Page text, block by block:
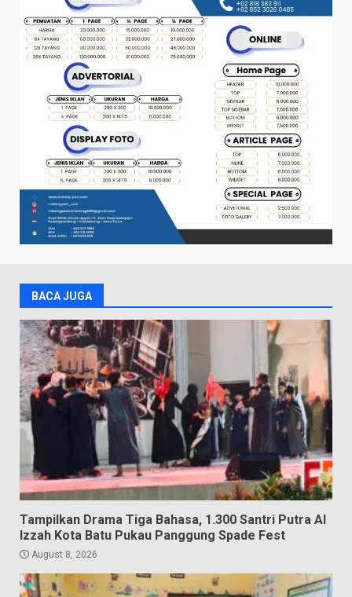
BACA JUGA
Tampilkan Drama Tiga Bahasa, 1.300 Santri Putra Al
Izzah Kota Batu Pukau Panggung Spade Fest
August 8, 2026